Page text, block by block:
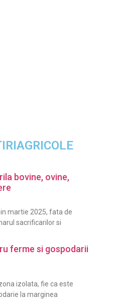
bovine, ovine,
martie 2025, fata de
sacrificarilor si
ferme si gospodarii
izolata, fie ca este
la marginea